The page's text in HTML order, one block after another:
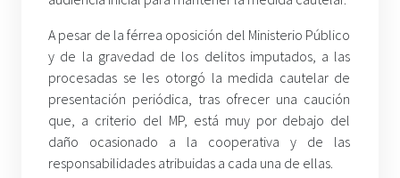
A pesar de la férrea oposición del Ministerio Público
y de la gravedad de los delitos imputados, a las
procesadas se les otorgó la medida cautelar de
presentación periódica, tras ofrecer una caución
que, a criterio del MP, está muy por debajo del
daño ocasionado a la cooperativa y de las
responsabilidades atribuidas a cada una de ellas.